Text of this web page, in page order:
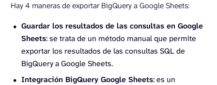
Hay 4 maneras de exportar BigQuery a Google Sheets:
Guardar los resultados de las consultas en Google
Sheets: se trata de un método manual que permite
exportar los resultados de las consultas SQL de
BigQuery a Google Sheets.
Integración BigQuery Google Sheets: es un